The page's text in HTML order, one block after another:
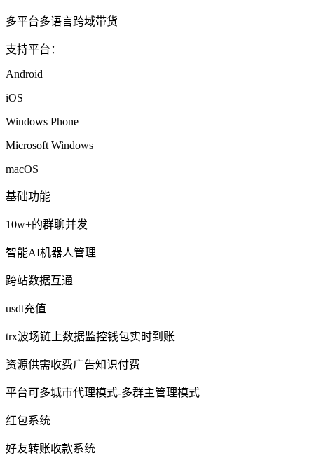
多平台多语言跨域带货
支持平台：
Android
iOS
Windows Phone
Microsoft Windows
macOS
基础功能
10w+的群聊并发
智能AI机器人管理
跨站数据互通
usdt充值
trx波场链上数据监控钱包实时到账
资源供需收费广告知识付费
平台可多城市代理模式-多群主管理模式
红包系统
好友转账收款系统